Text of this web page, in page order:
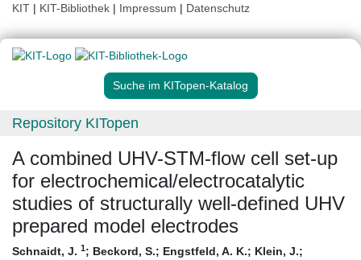
KIT | KIT-Bibliothek | Impressum | Datenschutz
Suche im KITopen-Katalog
Repository KITopen
A combined UHV-STM-flow cell set-up
for electrochemical/electrocatalytic
studies of structurally well-defined UHV
prepared model electrodes
Schnaidt, J. 1; Beckord, S.; Engstfeld, A. K.; Klein, J.;